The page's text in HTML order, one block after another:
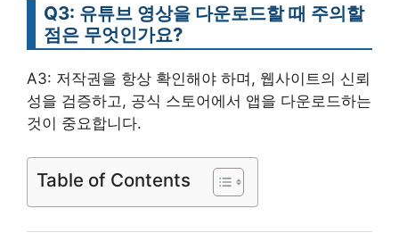
Q3: 유튜브 영상을 다운로드할 때 주의할
점은 무엇인가요?
A3: 저작권을 항상 확인해야 하며, 웹사이트의 신뢰
성을 검증하고, 공식 스토어에서 앱을 다운로드하는
것이 중요합니다.
Table of Contents